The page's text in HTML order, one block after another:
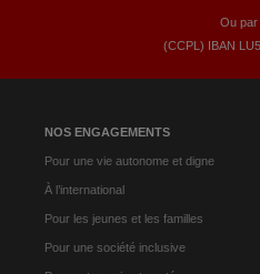
NOS ENGAGEMENTS
Pour une vie autonome et digne
À l’international
Pour les jeunes et les familles
Pour une société inclusive
Ou par
(CCPL) IBAN